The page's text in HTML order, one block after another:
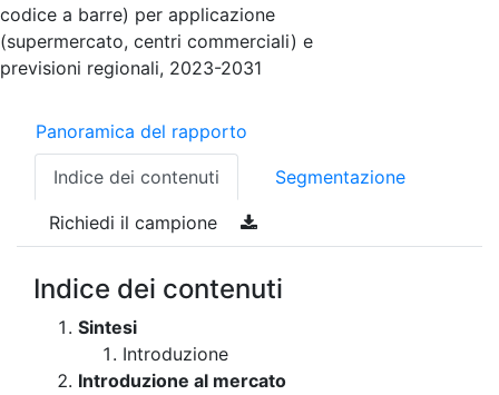
codice a barre) per applicazione
(supermercato, centri commerciali) e
previsioni regionali, 2023-2031
Panoramica del rapporto
Indice dei contenuti Segmentazione
Richiedi il campione
Indice dei contenuti
Sintesi
Introduzione
Introduzione al mercato